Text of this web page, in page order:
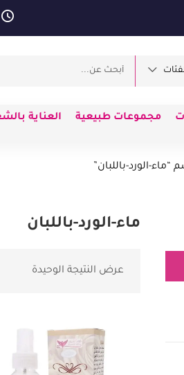
مجموعات طبيعية العناية
الورد-باللبان”
ماء-الورد-باللبان
عرض النتيجة الوحيدة